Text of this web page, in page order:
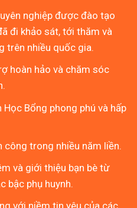
nghiệp được đào tạo
đi khảo sát, tới thăm và
trên nhiều quốc gia.
hoàn hảo và chăm sóc
Bổng phong phú và hấp
công trong nhiều năm liền.
và giới thiệu bạn bè từ
bậc phụ huynh.